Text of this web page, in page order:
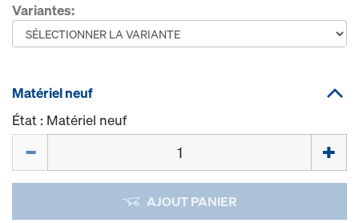
Variantes:
Matériel neuf
État : Matériel neuf
AJOUT PANIER